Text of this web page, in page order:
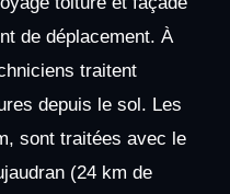
de déplacement. À
traitent
depuis le sol. Les
sont traitées avec le
(24 km de